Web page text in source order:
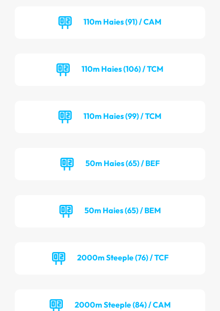
110m Haies (91) / CAM
110m Haies (106) / TCM
110m Haies (99) / TCM
50m Haies (65) / BEF
50m Haies (65) / BEM
2000m Steeple (76) / TCF
2000m Steeple (84) / CAM